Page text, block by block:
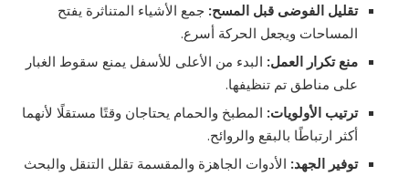
تقليل الفوضى قبل المسح: جمع الأشياء المتناثرة يفتح
المساحات ويجعل الحركة أسرع.
منع تكرار العمل: البدء من الأعلى للأسفل يمنع سقوط الغبار
على مناطق تم تنظيفها.
ترتيب الأولويات: المطبخ والحمام يحتاجان وقتًا مستقلًا لأنهما
أكثر ارتباطًا بالبقع والروائح.
توفير الجهد: الأدوات الجاهزة والمقسمة تقلل التنقل والبحث